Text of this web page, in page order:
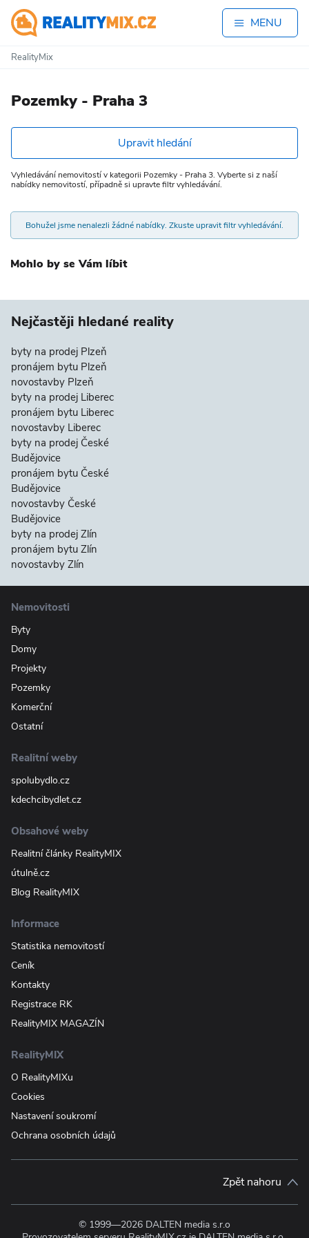
MENU
RealityMix
Pozemky - Praha 3
Upravit hledání
Vyhledávání nemovitostí v kategorii Pozemky - Praha 3. Vyberte si z naší
nabídky nemovitostí, případně si upravte filtr vyhledávání.
Bohužel jsme nenalezli žádné nabídky. Zkuste upravit filtr vyhledávání.
Mohlo by se Vám líbit
Nejčastěji hledané reality
byty na prodej Plzeň
pronájem bytu Plzeň
novostavby Plzeň
byty na prodej Liberec
pronájem bytu Liberec
novostavby Liberec
byty na prodej České
Budějovice
pronájem bytu České
Budějovice
novostavby České
Budějovice
byty na prodej Zlín
pronájem bytu Zlín
novostavby Zlín
Nemovitosti
Byty
Domy
Projekty
Pozemky
Komerční
Ostatní
Realitní weby
spolubydlo.cz
kdechcibydlet.cz
Obsahové weby
Realitní články RealityMIX
útulně.cz
Blog RealityMIX
Informace
Statistika nemovitostí
Ceník
Kontakty
Registrace RK
RealityMIX MAGAZÍN
RealityMIX
O RealityMIXu
Cookies
Nastavení soukromí
Ochrana osobních údajů
Zpět nahoru
© 1999—2026 DALTEN media s.r.o